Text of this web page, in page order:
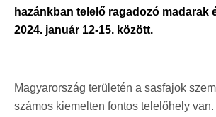
hazánkban telelő ragadozó madarak
2024. január 12-15. között.
Magyarország területén a sasfajok
számos kiemelten fontos telelőhely